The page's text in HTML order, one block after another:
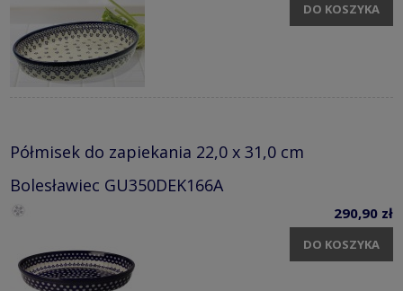
DO KOSZYKA
Półmisek do zapiekania 22,0 x 31,0 cm
Bolesławiec GU350DEK166A
290,90 zł
DO KOSZYKA